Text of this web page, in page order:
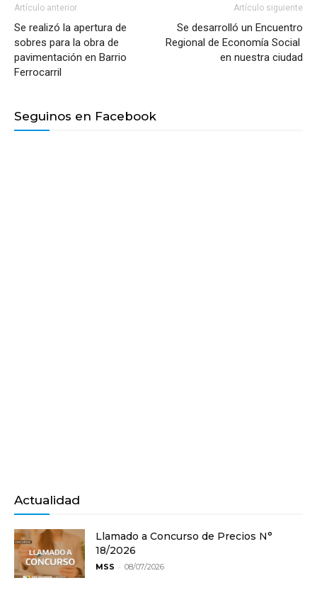
Artículo anterior
Se realizó la apertura de
sobres para la obra de
pavimentación en Barrio
Ferrocarril
Artículo siguiente
Se desarrolló un Encuentro
Regional de Economía Social
en nuestra ciudad
Seguinos en Facebook
Actualidad
Llamado a Concurso de Precios N°
18/2026
MSS - 08/07/2026